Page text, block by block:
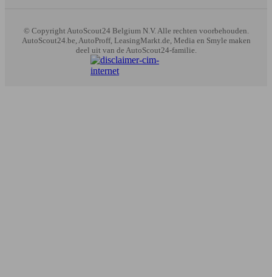
© Copyright AutoScout24 Belgium N.V. Alle rechten voorbehouden.
AutoScout24.be, AutoProff, LeasingMarkt.de, Media en Smyle maken
deel uit van de AutoScout24-familie.